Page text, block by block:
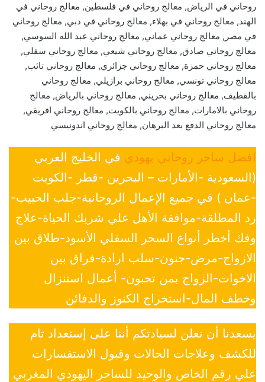
روحاني في الرياض, معالج روحاني في فلسطين, معالج روحاني في
الهند, معالج روحاني في بهلاء, معالج روحاني في دبي, معالج روحاني
في مصر, معالج روحاني عماني, معالج روحاني عبد الله السوسي,
معالج روحاني صادق, معالج روحاني شيعي, معالج روحاني سفلي,
معالج روحاني حمزة, معالج روحاني جزائري, معالج روحاني تائب,
معالج روحاني تونسي, معالج روحاني برازيلي, معالج روحاني
بالقطيف, معالج روحاني بحريني, معالج روحاني بالرياض, معالج
روحاني بالامارات, معالج روحاني بالكويت, معالج روحاني افريقي,
معالج روحاني الدفع بعد البرهان, معالج روحاني اندونيسي
افضل ساحر روحاني يهودي في الخليج العربي
(السعودية -الأمارات – البحرين -قطر -الكويت
-عمان ) في جميع الإعمال الروحانية-جلب الحبيب-
رد المطلقة-موافقة الأهل علي شريك الحياة-علاج
وفك أخطر أنواع السحر السفلي الأسود-طلاق بين
الازواج-مرض-جنون-سلب ارادة-فراق بين
الاخوات-الزواج بمن تحبون- أعمال استنزال
وخطف المال-استخراج الكنوز والدفائن
يسعدنا أن نعلن لسيادتكم أننا على إستعداد تام
للكشف وعلاجات الحالات وقبول الاستفسارات
علي رقم الخاص والوحيد للساحر اليهودي المغربي